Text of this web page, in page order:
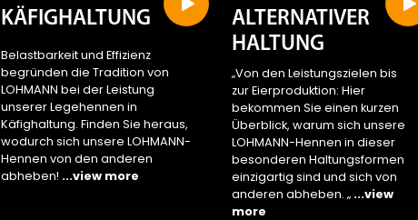
KÄFIGHALTUNG
Belastbarkeit und Effizienz
begründen die Tradition von
LOHMANN bei der Leistung
unserer Legehennen in
Käfighaltung. Finden Sie heraus,
wodurch sich unsere LOHMANN-
Hennen von den anderen
abheben! ...view more
ALTERNATIVER
HALTUNG
„Von den Leistungszielen bis
zur Eierproduktion: Hier
bekommen Sie einen kurzen
Überblick, warum sich unsere
LOHMANN-Hennen in dieser
besonderen Haltungsformen
einzigartig sind und sich von
anderen abheben. „ ...view
more